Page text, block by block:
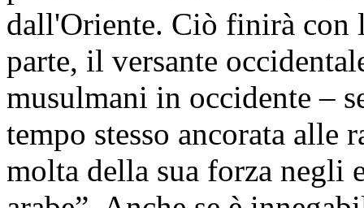
dall'Oriente. Ciò finirà con
parte, il versante
musulmani in occidente –
tempo stesso ancorata alle
molta della sua forza negli